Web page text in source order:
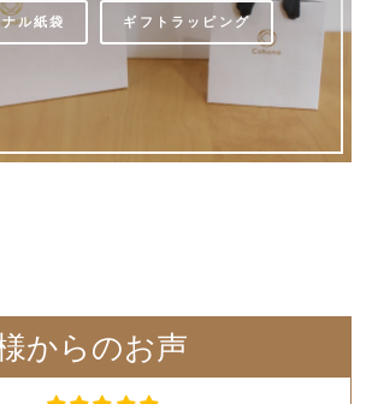
ル紙袋 ギフトラッピング
からのお声
The bag is really lovely and has
helped me a lot in carrying my
embroidery supplies. The fabric
texture is amazing!